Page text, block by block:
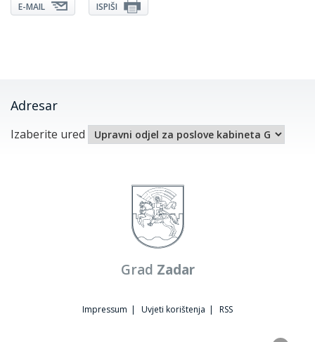
E-MAIL ISPIŠI
Adresar
Izaberite ured
Grad Zadar
Impressum | Uvjeti korištenja | RSS